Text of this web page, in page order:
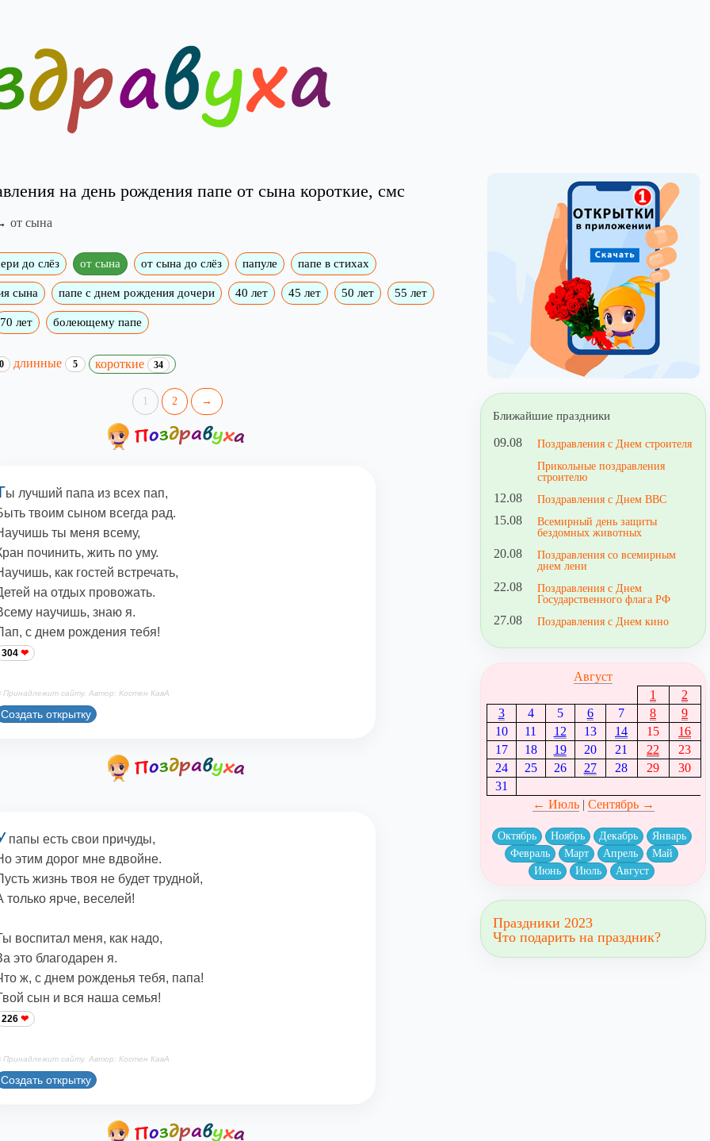
на день рождения папе от сына короткие, смс
от сына
до слёз от сына от сына до слёз папуле папе в стихах
сына папе с днем рождения дочери 40 лет 45 лет 50 лет 55 лет
70 лет болеющему папе
длинные 5 короткие 34
1 2 →
ы лучший папа из всех пап,
твоим сыном всегда рад.
ты меня всему,
починить, жить по уму.
как гостей встречать,
на отдых провожать.
научишь, знаю я.
с днем рождения тебя!
304
Принадлежит сайту. Автор: Костен КавА
Создать открытку
папы есть свои причуды,
этим дорог мне вдвойне.
жизнь твоя не будет трудной,
только ярче, веселей!
воспитал меня, как надо,
это благодарен я.
ж, с днем рожденья тебя, папа!
сын и вся наша семья!
226
Принадлежит сайту. Автор: Костен КавА
Создать открытку
Ближайшие праздники
09.08
Поздравления с Днем строителя
Прикольные поздравления
строителю
12.08 Поздравления с Днем ВВС
15.08
Всемирный день защиты
бездомных животных
20.08
Поздравления со всемирным
днем лени
22.08
Поздравления с Днем
Государственного флага РФ
27.08 Поздравления с Днем кино
Август
1
2
3
4 5 6 7 8
9
10
11 12 13 14 15
16
17
18 19 20 21 22
23
24
25 26 27 28 29
30
31
← Июль| Сентябрь →
Октябрь Ноябрь Декабрь
Январь
Февраль
Март Апрель
Май
Июнь
Июль Август
Праздники 2023
Что подарить на праздник?